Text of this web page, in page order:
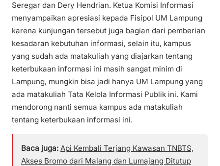
Seregar dan Dery Hendrian. Ketua Komisi Informasi
menyampaikan apresiasi kepada Fisipol UM Lampung
karena kunjungan tersebut juga bagian dari pemberian
kesadaran kebutuhan informasi, selain itu, kampus
yang sudah ada matakuliah yang diajarkan tentang
keterbukaan informasi ini masih sangat minim di
Lampung, mungkin bisa jadi hanya UM Lampung yang
ada matakuliah Tata Kelola Informasi Publik ini. Kami
mendorong nanti semua kampus ada matakuliah
tentang keterbukaan informasi ini.
Baca juga: Api Kembali Terjang Kawasan TNBTS,
Akses Bromo dari Malang dan Lumajang Ditutup